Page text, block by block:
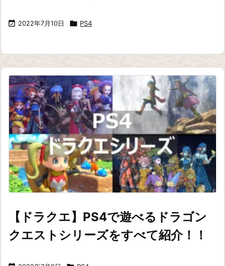
 2022年7月10日  PS4
【ドラクエ】PS4で遊べるドラゴン
クエストシリーズをすべて紹介！！